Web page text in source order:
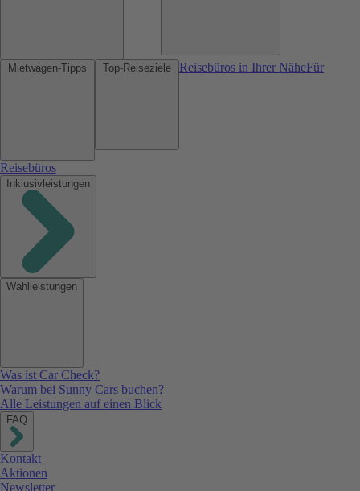
Reisebüros in Ihrer NäheFür
Reisebüros
Inklusivleistungen
Wahlleistungen
Was ist Car Check?
Warum bei Sunny Cars buchen?
Alle Leistungen auf einen Blick
FAQ
Kontakt
Aktionen
Newsletter